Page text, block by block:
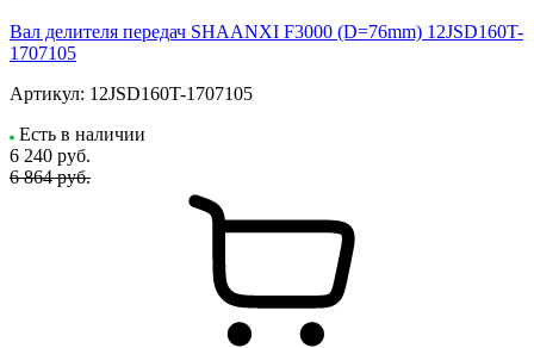
Вал делителя передач SHAANXI F3000 (D=76mm) 12JSD160T-
1707105
Артикул: 12JSD160T-1707105
Есть в наличии
6 240 руб.
6 864 руб.